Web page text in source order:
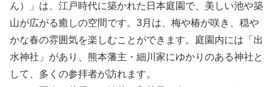
ん）」は、江戸時代に築かれた日本庭園で、美しい池や築
山が広がる癒しの空間です。3月は、梅や椿が咲き、穏や
かな春の雰囲気を楽しむことができます。庭園内には「出
水神社」があり、熊本藩主・細川家にゆかりのある神社と
して、多くの参拝者が訪れます。